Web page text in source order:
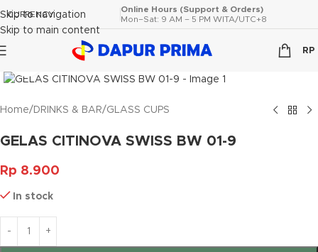
Skip to navigation
Skip to main content
CURRENCY
Online Hours (Support & Orders)
Mon–Sat: 9 AM – 5 PM WITA/UTC+8
RP
Click to enlarge
Home/ DRINKS & BAR/GLASS CUPS
GELAS CITINOVA SWISS BW 01-9
Rp 8.900
In stock